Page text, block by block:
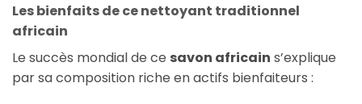
Les bienfaits de ce nettoyant traditionnel
africain
Le succès mondial de ce savon africain s’explique
par sa composition riche en actifs bienfaiteurs :